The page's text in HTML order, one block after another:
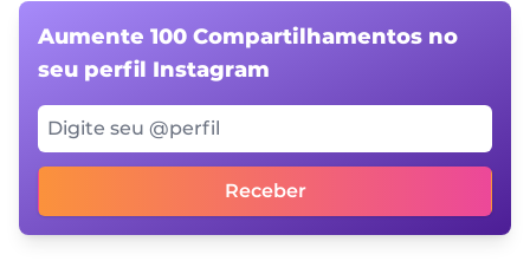
Aumente 100 Compartilhamentos no
seu perfil Instagram
Digite seu @perfil
Receber